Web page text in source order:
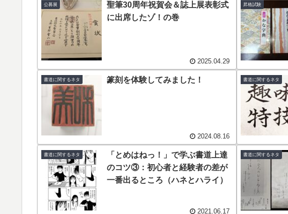
公募展
聖筆30周年祝賀会＆誌上展表彰式
に出席したゾ！の巻
2025.04.29
昇格試験
書道に関するネタ 篆刻を体験してみました！
2024.08.16
書道に関するネタ
書道に関するネタ
「とめはねっ！」で学ぶ書道上達
のコツ③：初心者と経験者の差が
一番出るところ（ハネとハライ）
2021.06.17
書道に関するネタ